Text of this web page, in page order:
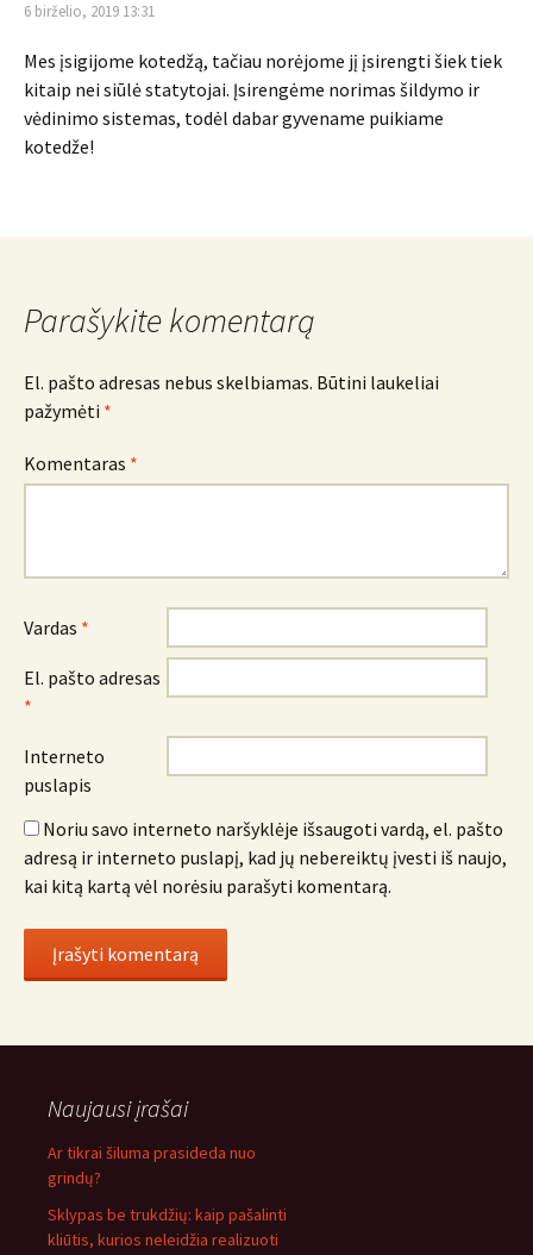
6 birželio, 2019 13:31
Mes įsigijome kotedžą, tačiau norėjome jį įsirengti šiek tiek
kitaip nei siūlė statytojai. Įsirengėme norimas šildymo ir
vėdinimo sistemas, todėl dabar gyvename puikiame
kotedže!
Parašykite komentarą
El. pašto adresas nebus skelbiamas. Būtini laukeliai
pažymėti *
Komentaras *
Vardas *
El. pašto adresas
*
Interneto
puslapis
Noriu savo interneto naršyklėje išsaugoti vardą, el. pašto
adresą ir interneto puslapį, kad jų nebereiktų įvesti iš naujo,
kai kitą kartą vėl norėsiu parašyti komentarą.
Naujausi įrašai
Ar tikrai šiluma prasideda nuo
grindų?
Sklypas be trukdžių: kaip pašalinti
kliūtis, kurios neleidžia realizuoti